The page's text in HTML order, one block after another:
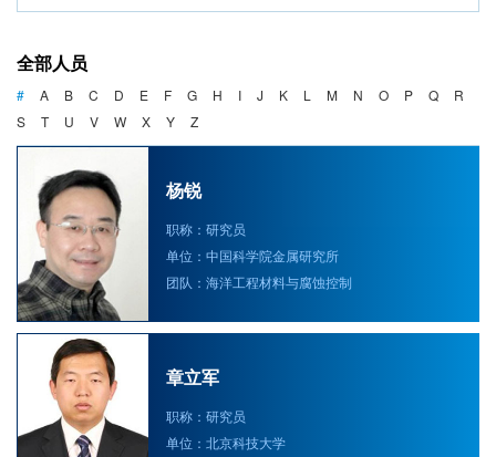
海洋产业与政策
海洋可持续发展
全部人员
# A B C D E F G H I J K L M N O P Q
R
S
T U V W X Y Z
杨锐
职称：研究员
单位：中国科学院金属研究所
团队：海洋工程材料与腐蚀控制
章立军
职称：研究员
单位：北京科技大学